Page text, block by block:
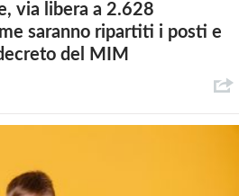
via libera a 2.628
saranno ripartiti i posti e
del MIM